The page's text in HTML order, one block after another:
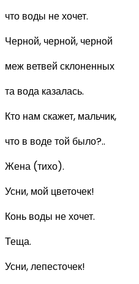
что воды не хочет.
Черной, черной, черной
меж ветвей склоненных
та вода казалась.
Кто нам скажет, мальчик,
что в воде той было?..
Жена (тихо).
Усни, мой цветочек!
Конь воды не хочет.
Теща.
Усни, лепесточек!